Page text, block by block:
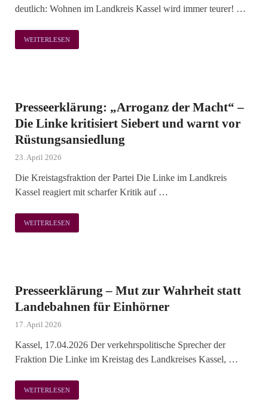
deutlich: Wohnen im Landkreis Kassel wird immer teurer! …
WEITERLESEN
Presseerklärung: „Arroganz der Macht“ –
Die Linke kritisiert Siebert und warnt vor
Rüstungsansiedlung
23. April 2026
Die Kreistagsfraktion der Partei Die Linke im Landkreis
Kassel reagiert mit scharfer Kritik auf …
WEITERLESEN
Presseerklärung – Mut zur Wahrheit statt
Landebahnen für Einhörner
17. April 2026
Kassel, 17.04.2026 Der verkehrspolitische Sprecher der
Fraktion Die Linke im Kreistag des Landkreises Kassel, …
WEITERLESEN